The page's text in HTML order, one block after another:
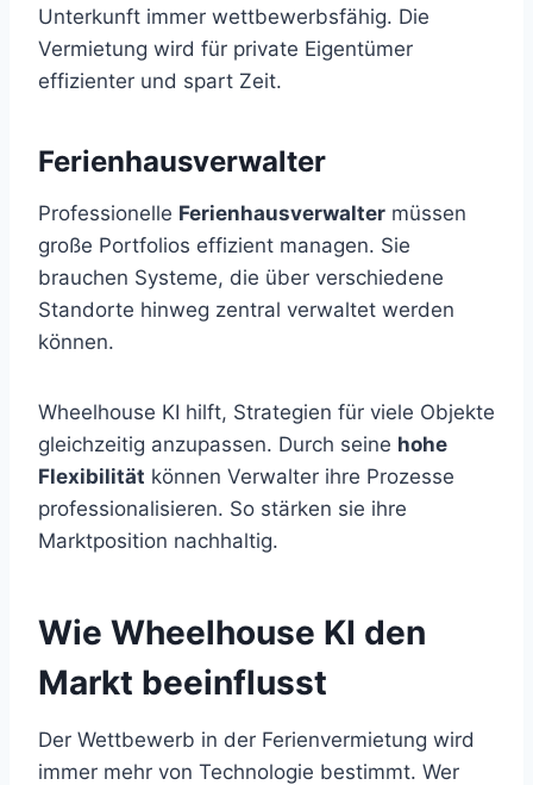
Unterkunft immer wettbewerbsfähig. Die
Vermietung wird für private Eigentümer
effizienter und spart Zeit.
Ferienhausverwalter
Professionelle Ferienhausverwalter müssen
große Portfolios effizient managen. Sie
brauchen Systeme, die über verschiedene
Standorte hinweg zentral verwaltet werden
können.
Wheelhouse KI hilft, Strategien für viele Objekte
gleichzeitig anzupassen. Durch seine hohe
Flexibilität können Verwalter ihre Prozesse
professionalisieren. So stärken sie ihre
Marktposition nachhaltig.
Wie Wheelhouse KI den
Markt beeinflusst
Der Wettbewerb in der Ferienvermietung wird
immer mehr von Technologie bestimmt. Wer